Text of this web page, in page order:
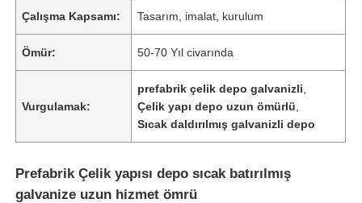
Çalışma Kapsamı: Tasarım, imalat, kurulum
Ömür: 50-70 Yıl civarında
Vurgulamak:
prefabrik çelik depo galvanizli
Çelik yapı depo uzun ömürlü
Sıcak daldırılmış galvanizli depo
Prefabrik Çelik yapısı depo sıcak batırılmış
galvanize uzun hizmet ömrü